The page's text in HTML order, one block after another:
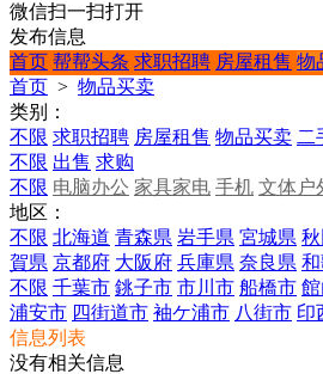
微信扫一扫打开
发布信息
首页 帮帮头条 求职招聘 房屋租售 物
首页 > 物品买卖
类别：
不限 求职招聘 房屋租售 物品买卖 二
不限 出售 求购
不限 电脑办公 家具家电 手机 文体户
地区：
不限 北海道 青森県 岩手県 宮城県
賀県 京都府 大阪府 兵庫県 奈良県
不限 千葉市 銚子市 市川市 船橋市
浦安市 四街道市 袖ケ浦市 八街市 印
信息列表
没有相关信息